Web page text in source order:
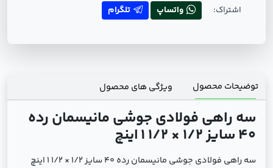
اشتراک: واتساپ تلگرام
توضیحات محصول ویژگی های محصول
سه راهی فولادی جوشی مانیسمان رده
40 سایز 1/2 × 1/2 1 اینچ
سه راهی فولادی جوشی مانیسمان رده 40 سایز 1/2 × 1/2 1 اینچ